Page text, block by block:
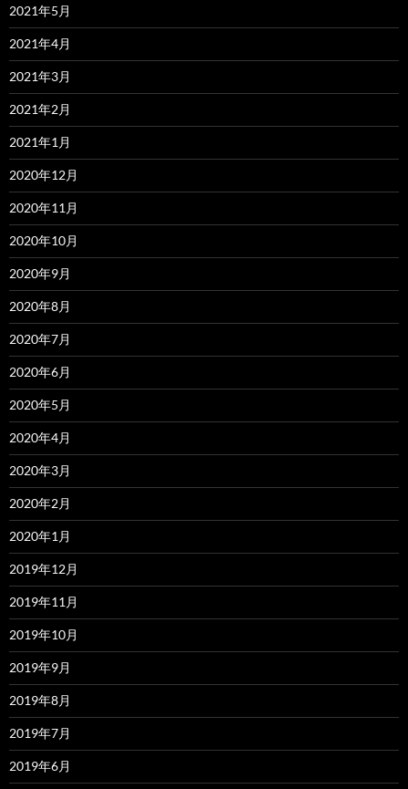
2021年5月
2021年4月
2021年3月
2021年2月
2021年1月
2020年12月
2020年11月
2020年10月
2020年9月
2020年8月
2020年7月
2020年6月
2020年5月
2020年4月
2020年3月
2020年2月
2020年1月
2019年12月
2019年11月
2019年10月
2019年9月
2019年8月
2019年7月
2019年6月